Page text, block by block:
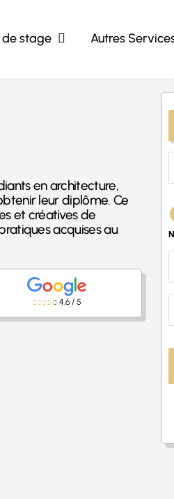
stage Autres
en architecture,
leur diplôme. Ce
et créatives de
acquises au
4,6 /5